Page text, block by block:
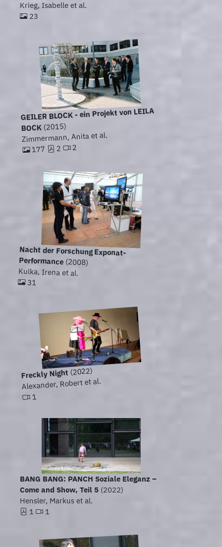
Krieg, Isabelle et al.
23
GEILER BLOCK - ein Projekt von LEILA
BOCK(2015)
Zimmermann, Anita et al.
177 2 2
Nacht der Forschung Exponat-
Performance(2008)
Kulka, Irena et al.
31
Freckly Night(2022)
Alexander, Robert et al.
1
BANG BANG: PANCH Soziale Eleganz –
Come and Show, Teil 5 (2022)
Hensler, Markus et al.
1
1